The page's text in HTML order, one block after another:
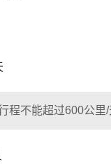
程不能超过600公里/